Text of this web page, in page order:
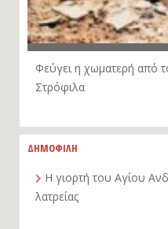
Φεύγει η χωματερή από
Στρόφιλα
ΔΗΜΟΦΙΛΗ
Η γιορτή του Αγίου Ανδρέα και έθιμα της λαϊκής του
λατρείας